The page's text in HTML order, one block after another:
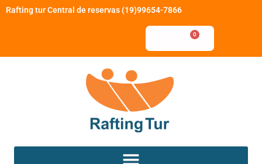
Rafting tur Central de reservas (19)99654-7866
0